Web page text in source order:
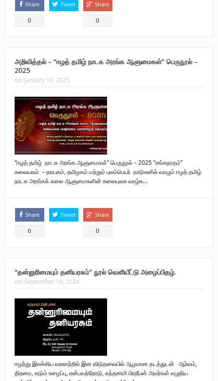
Share
0
Tweet Share
0
அறிவித்தல் – “ஈழத் தமிழ் நாடக அரங்க ஆளுமைகள்” பெருநூல் –
2025
on: January 16, 2025
“ஈழத் தமிழ் நாடக அரங்க ஆளுமைகள்” பெருநூல் – 2025 “சங்கநாதம்”
கலையகம் – தாயகம், தமிழகம் மற்றும் புலம்பெயர் நாடுகளில் வாழும் ஈழத் தமிழ்
நாடக அரங்கக் கலை ஆளுமைகளின் கலையுலக வாழ்க...
Share
0
Tweet Share
0
“தன்னுரிமையும் தனியரசும்” நூல் வெளியீட்டு அழைப்பிதழ்.
on: September 19, 2024
ஈழத்து இலக்கிய வரலாற்றில் இன விடுதலையில் ஆழமான தடத்துடன் ஆர்வம்,
திறமை, கடும் உழைப்பு, என்பவற்றோடு, கந்தசாமி பிரதீபன் அவர்கள் எழுதிய